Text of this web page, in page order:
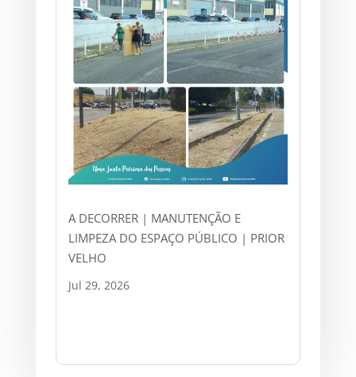
A DECORRER | MANUTENÇÃO E
LIMPEZA DO ESPAÇO PÚBLICO | PRIOR
VELHO
Jul 29, 2026